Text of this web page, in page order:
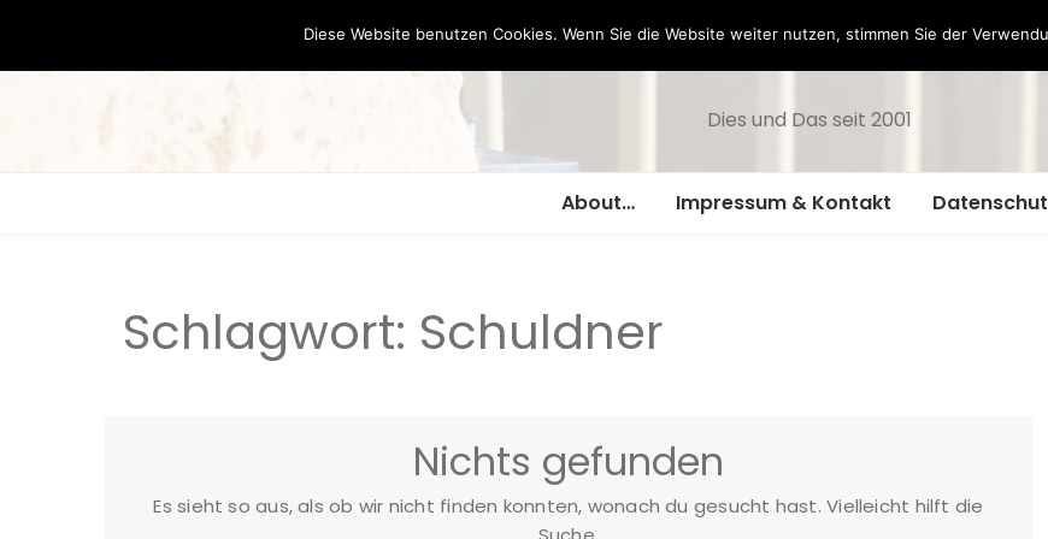
Hazamelistan
Dies und Das seit 2001
About… Impressum & Kontakt
Schlagwort: Schuldner
Nichts gefunden
Es sieht so aus, als ob wir nicht finden konnten, wonach du gesucht hast. Vielleicht hilft die
Diese Website benutzen Cookies. Wenn Sie die Website weiter nutzen, stimmen Sie der